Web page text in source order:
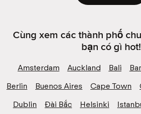
Cùng xem các thành phố
bạn có gì hot!
Amsterdam Auckland Bali
Berlin
Buenos Aires Cape Town
Dublin
Đài Bắc Helsinki